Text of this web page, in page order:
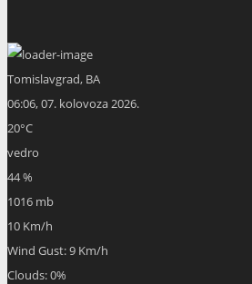
Tomislavgrad, BA
06:06,07. kolovoza 2026.
20°C
vedro
44 %
1016 mb
10 Km/h
Wind Gust:9 Km/h
Clouds:0%